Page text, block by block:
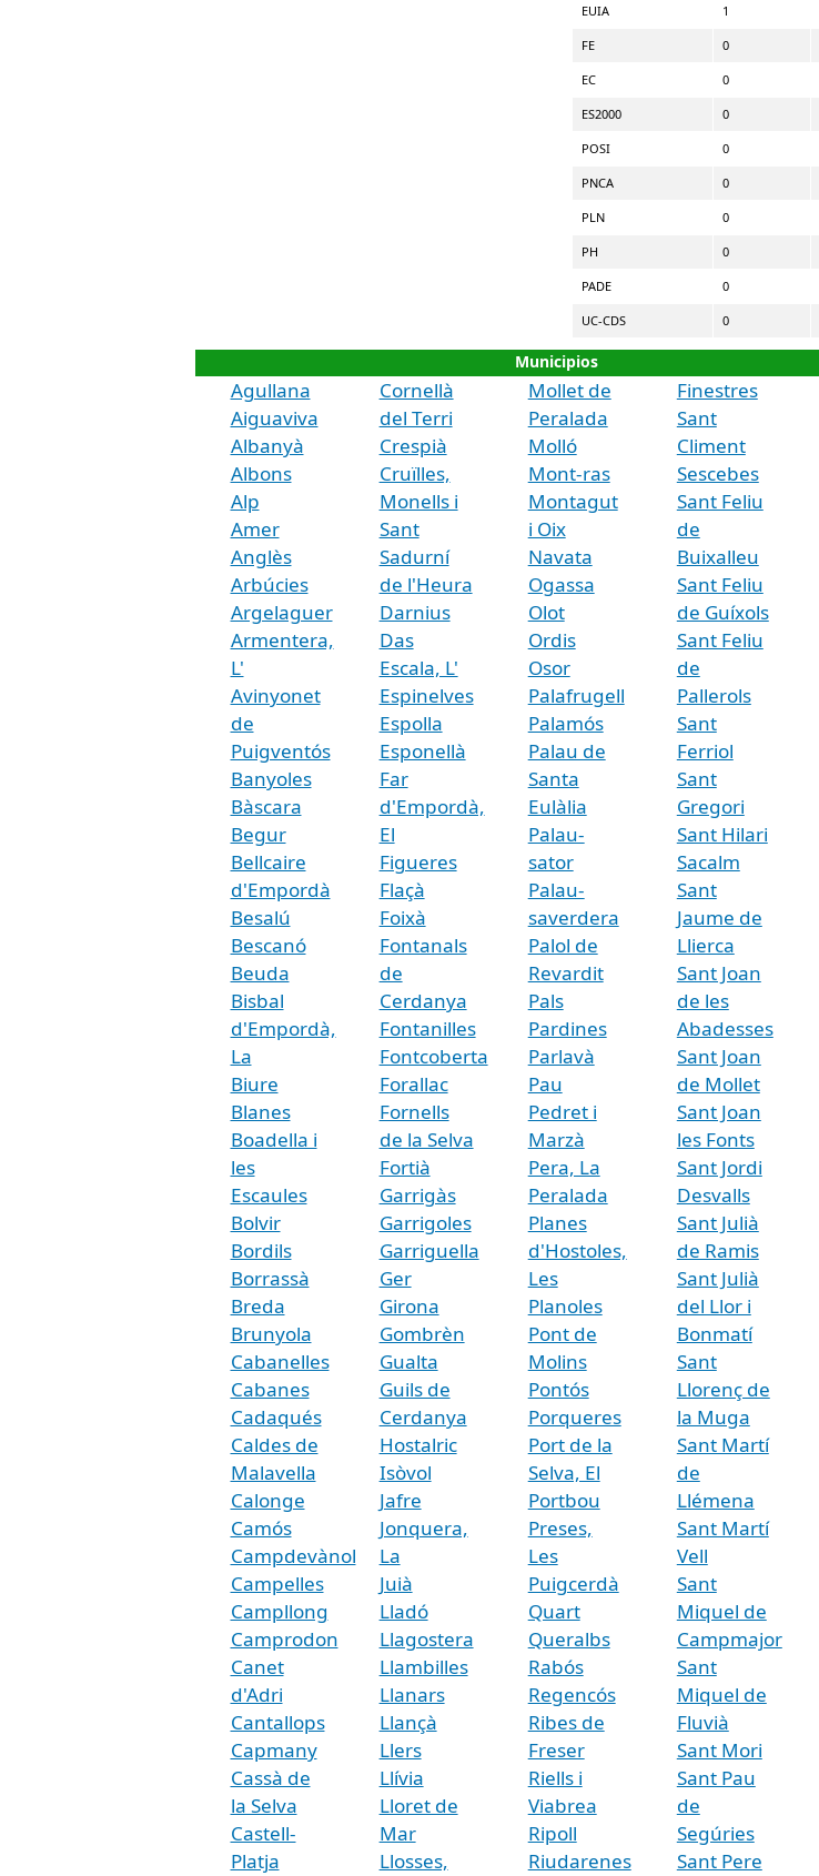
EUIA 1
FE 0
EC 0
ES2000 0
POSI 0
PNCA 0
PLN 0
PH 0
PADE 0
UC-CDS 0
Municipios
Agullana
Aiguaviva
Albanyà
Albons
Alp
Amer
Anglès
Arbúcies
Argelaguer
Armentera,
L'
Avinyonet
de
Puigventós
Banyoles
Bàscara
Begur
Bellcaire
d'Empordà
Besalú
Bescanó
Beuda
Bisbal
d'Empordà,
La
Biure
Blanes
Boadella i
les
Escaules
Bolvir
Bordils
Borrassà
Breda
Brunyola
Cabanelles
Cabanes
Cadaqués
Caldes de
Malavella
Calonge
Camós
Campdevànol
Campelles
Campllong
Camprodon
Canet
d'Adri
Cantallops
Capmany
Cassà de
la Selva
Castell-
Platja
Cornellà
del Terri
Crespià
Cruïlles,
Monells i
Sant
Sadurní
de l'Heura
Darnius
Das
Escala, L'
Espinelves
Espolla
Esponellà
Far
d'Empordà,
El
Figueres
Flaçà
Foixà
Fontanals
de
Cerdanya
Fontanilles
Fontcoberta
Forallac
Fornells
de la Selva
Fortià
Garrigàs
Garrigoles
Garriguella
Ger
Girona
Gombrèn
Gualta
Guils de
Cerdanya
Hostalric
Isòvol
Jafre
Jonquera,
La
Juià
Lladó
Llagostera
Llambilles
Llanars
Llançà
Llers
Llívia
Lloret de
Mar
Llosses,
Mollet de
Peralada
Molló
Mont-ras
Montagut
i Oix
Navata
Ogassa
Olot
Ordis
Osor
Palafrugell
Palamós
Palau de
Santa
Eulàlia
Palau-
sator
Palau-
saverdera
Palol de
Revardit
Pals
Pardines
Parlavà
Pau
Pedret i
Marzà
Pera, La
Peralada
Planes
d'Hostoles,
Les
Planoles
Pont de
Molins
Pontós
Porqueres
Port de la
Selva, El
Portbou
Preses,
Les
Puigcerdà
Quart
Queralbs
Rabós
Regencós
Ribes de
Freser
Riells i
Viabrea
Ripoll
Riudarenes
Finestres
Sant
Climent
Sescebes
Sant Feliu
de
Buixalleu
Sant Feliu
de Guíxols
Sant Feliu
de
Pallerols
Sant
Ferriol
Sant
Gregori
Sant Hilari
Sacalm
Sant
Jaume de
Llierca
Sant Joan
de les
Abadesses
Sant Joan
de Mollet
Sant Joan
les Fonts
Sant Jordi
Desvalls
Sant Julià
de Ramis
Sant Julià
del Llor i
Bonmatí
Sant
Llorenç de
la Muga
Sant Martí
de
Llémena
Sant Martí
Vell
Sant
Miquel de
Campmajor
Sant
Miquel de
Fluvià
Sant Mori
Sant Pau
de
Segúries
Sant Pere